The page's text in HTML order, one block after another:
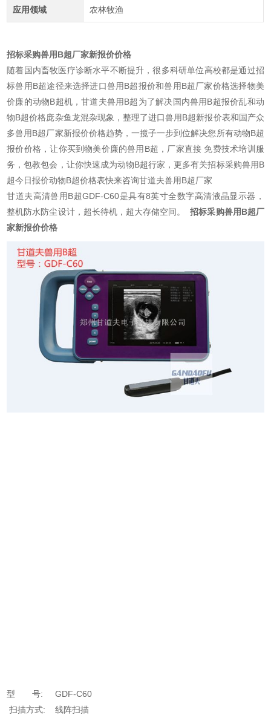
应用领域 农林牧渔
招标采购兽用B超厂家新报价价格
随着国内畜牧医疗诊断水平不断提升，很多科研单位高校都是通过招
标兽用B超途径来选择进口兽用B超报价和兽用B超厂家价格选择物美
价廉的动物B超机，甘道夫兽用B超为了解决国内兽用B超报价乱和动
物B超价格庞杂鱼龙混杂现象，整理了进口兽用B超新报价表和国产众
多兽用B超厂家新报价价格趋势，一揽子一步到位解决您所有动物B超
报价价格，让你买到物美价廉的兽用B超，厂家直接 免费技术培训服
务，包教包会，让你快速成为动物B超行家，更多有关招标采购兽用B
超今日报价动物B超价格表快来咨询甘道夫兽用B超厂家
甘道夫高清兽用B超GDF-C60是具有8英寸全数字高清液晶显示器，
整机防水防尘设计，超长待机，超大存储空间。招标采购兽用B超厂
家新报价价格
型 号: GDF-C60
扫描方式: 线阵扫描